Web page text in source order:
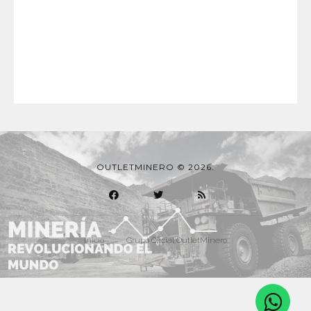
OUTLETMINERO © 2026.
Inicio Grupo Oficial OutletMinero